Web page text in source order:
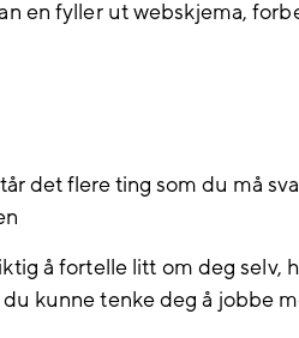
en fyller ut webskjema,
det flere ting som du må
å fortelle litt om deg selv,
kunne tenke deg å jobbe